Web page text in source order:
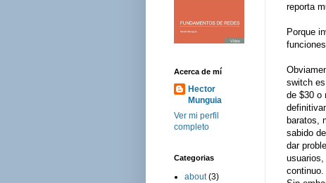
reporta
Porque
switch
de $30 o
baratos,
sabido
dar
continuo.
Acerca de mí
Hector
Munguia
Ver mi perfil
completo
Categorias
about (3)